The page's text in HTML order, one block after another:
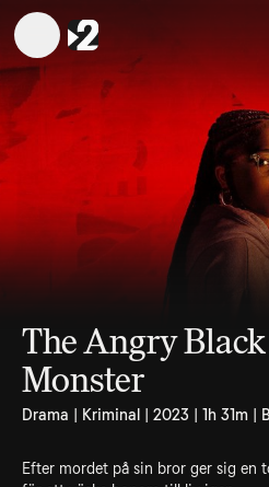
The Angry
Monster
Drama | Kriminal | 2023 | 1h 31m |
Efter mordet på sin bror ger sig en